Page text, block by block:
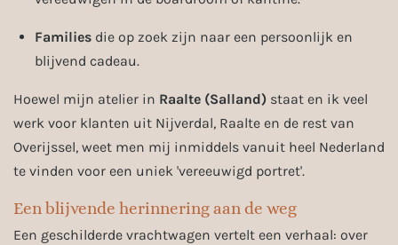
Families die op zoek zijn naar een persoonlijk en
blijvend cadeau.
Hoewel mijn atelier in Raalte (Salland) staat en ik veel
werk voor klanten uit Nijverdal, Raalte en de rest van
Overijssel, weet men mij inmiddels vanuit heel Nederland
te vinden voor een uniek 'vereeuwigd portret'.
Een blijvende herinnering aan de weg
Een geschilderde vrachtwagen vertelt een verhaal: over